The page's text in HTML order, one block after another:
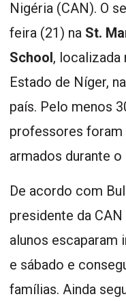
Nigéria (CAN). O
feira (21) na St.
School, localizada
Estado de Níger,
país. Pelo menos
professores foram
armados durante o
De acordo com
presidente da
alunos escaparam
e sábado e
famílias. Ainda